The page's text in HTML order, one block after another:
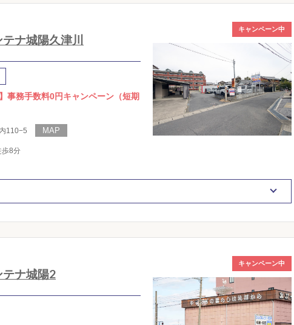
ナ城陽久津川
事務手数料0円キャンペーン（短期
110−5
歩8分
キャンペーン中
ナ城陽2
キャンペーン中